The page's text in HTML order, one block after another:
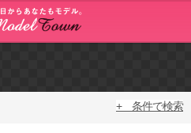
+ 条件で検索